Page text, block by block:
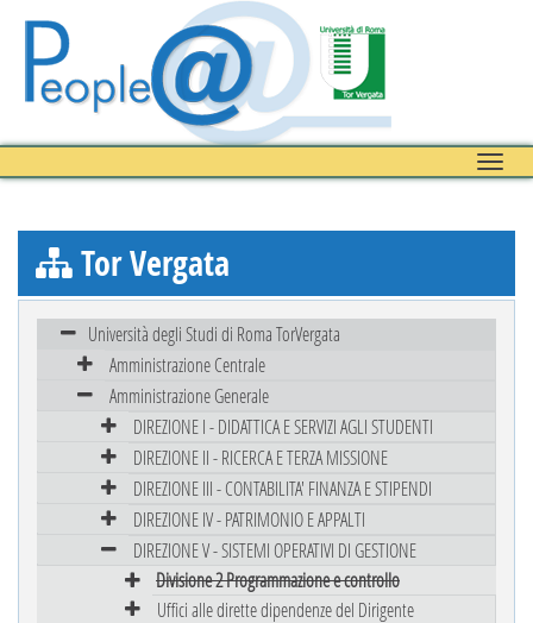
Toggle
Tor Vergata
Università degli Studi di Roma TorVergata
Amministrazione Centrale
Amministrazione Generale
DIREZIONE I - DIDATTICA E SERVIZI AGLI STUDENTI
DIREZIONE II - RICERCA E TERZA MISSIONE
DIREZIONE III - CONTABILITA' FINANZA E STIPENDI
DIREZIONE IV - PATRIMONIO E APPALTI
DIREZIONE V - SISTEMI OPERATIVI DI GESTIONE
Divisione 2 Programmazione e controllo
Uffici alle dirette dipendenze del Dirigente